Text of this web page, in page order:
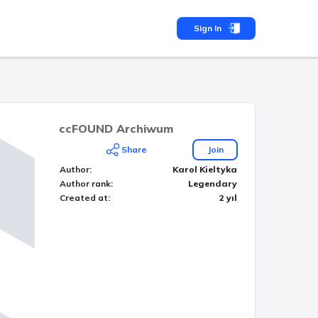
Sign In
ccFOUND Archiwum
Share
Join
Author:
Karol Kieltyka
Author rank:
Legendary
Created at: 2 yıl